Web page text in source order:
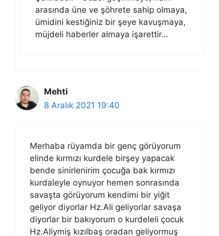
arasında üne ve şöhrete sahip olmaya,
ümidini kestiğiniz bir şeye kavuşmaya,
müjdeli haberler almaya işarettir…
Mehti
8 Aralık 2021 19:40
Merhaba rüyamda bir genç görüyorum
elinde kırmızı kurdele birşey yapacak
bende sinirlenirim çocuğa bak kırmızı
kurdaleyle oynuyor hemen sonrasında
savaşta görüyorum kendimi bir yiğit
geliyor diyorlar Hz.Ali geliyorlar savaşa
diyorlar bir bakıyorum o kurdeleli çocuk
Hz.Aliymiş kızılbaş oradan geliyormuş